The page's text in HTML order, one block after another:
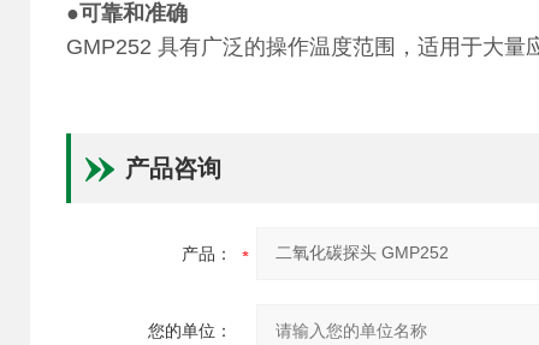
●可靠和准确
GMP252 具有广泛的操作温度范围，适用于大
产品咨询
产品：
您的单位：